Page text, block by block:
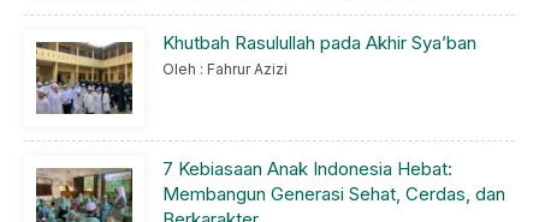
Khutbah Rasulullah pada Akhir Sya’ban
Oleh : Fahrur Azizi
7 Kebiasaan Anak Indonesia Hebat:
Membangun Generasi Sehat, Cerdas, dan